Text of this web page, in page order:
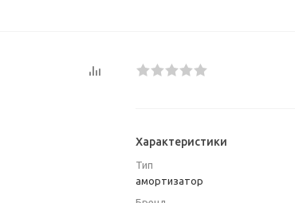
Характеристики
Тип
амортизатор